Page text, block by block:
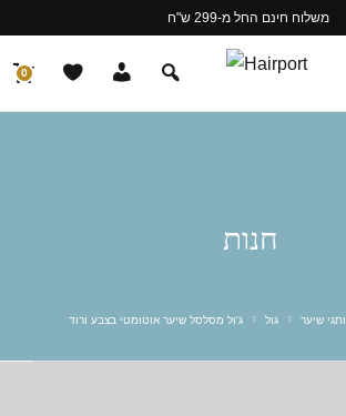
משלוח חינם החל מ-299 ש"ח
0
חנות
מותגי שיער גול ג'ול מסלסל שיער אוטומטי בצבע ורוד